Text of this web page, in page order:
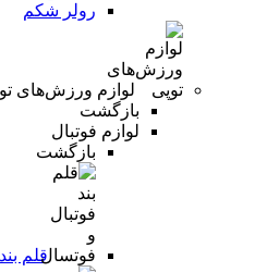
رولر شکم
لوازم ورزش‌های
بازگشت
لوازم فوتبال
بازگشت
قلم